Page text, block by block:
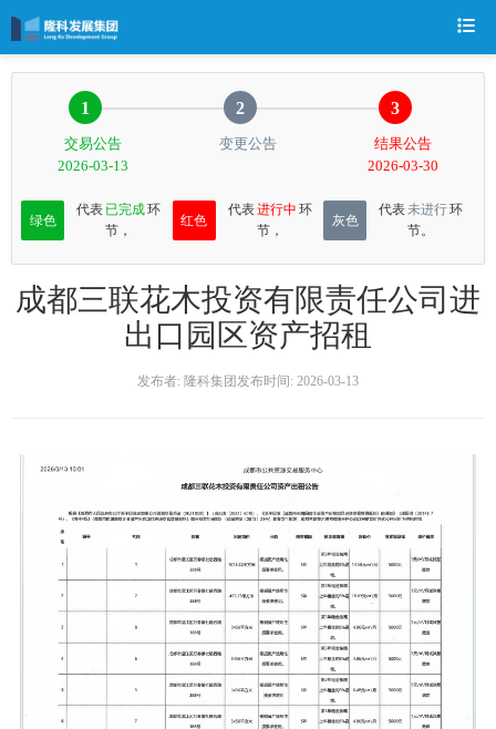
1
交易公告
2026-03-13
2
变更公告
3
结果公告
2026-03-30
绿色
代表 已完成环
节，
红色
代表进行中 环
节，
灰色
代表未进行环
节。
成都三联花木投资有限责任公司进
出口园区资产招租
发布者: 隆科集团发布时间: 2026-03-13